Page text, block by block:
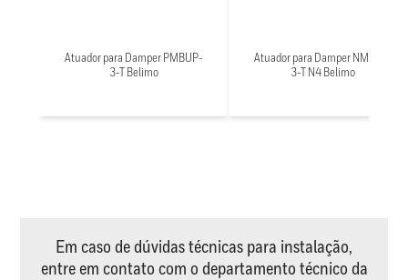
Atuador para Damper PMBUP-
3-T Belimo
Atuador para Damper NMX24-
3-T N4 Belimo
Em caso de dúvidas técnicas para instalação,
entre em contato com o departamento técnico da